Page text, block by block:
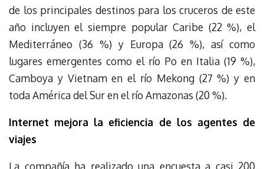
de los principales destinos para los cruceros de este
año incluyen el siempre popular Caribe (22 %), el
Mediterráneo (36 %) y Europa (26 %), así como
lugares emergentes como el río Po en Italia (19 %),
Camboya y Vietnam en el río Mekong (27 %) y en
toda América del Sur en el río Amazonas (20 %).
Internet mejora la eficiencia de los agentes de
viajes
La compañía ha realizado una encuesta a casi 200